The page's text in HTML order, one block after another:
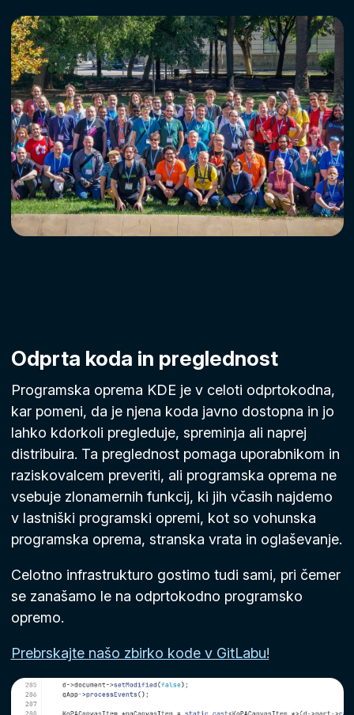
Odprta koda in preglednost
Programska oprema KDE je v celoti odprtokodna,
kar pomeni, da je njena koda javno dostopna in jo
lahko kdorkoli pregleduje, spreminja ali naprej
distribuira. Ta preglednost pomaga uporabnikom in
raziskovalcem preveriti, ali programska oprema ne
vsebuje zlonamernih funkcij, ki jih včasih najdemo
v lastniški programski opremi, kot so vohunska
programska oprema, stranska vrata in oglaševanje.
Celotno infrastrukturo gostimo tudi sami, pri čemer
se zanašamo le na odprtokodno programsko
opremo.
Prebrskajte našo zbirko kode v GitLabu!